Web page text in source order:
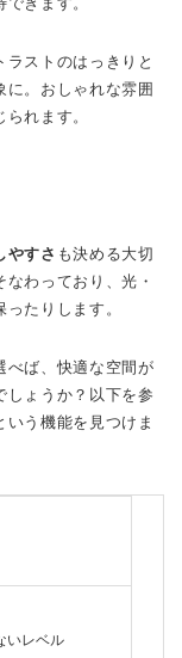
ラストのはっきりと
に。おしゃれな雰囲
れます。
やすさ も決める大切
わっており、光・
たりします。
べば、快適な空間が
しょうか？以下を参
う機能を見つけま
いレベル